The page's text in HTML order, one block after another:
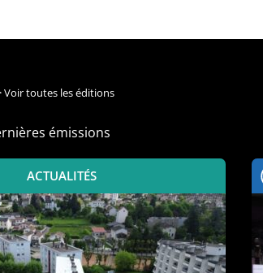
Voir toutes les éditions
émissions
ACTUALITÉS